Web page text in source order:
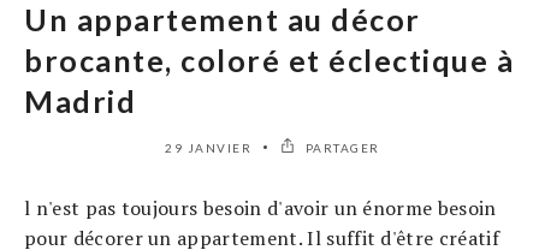
Un appartement au décor
brocante, coloré et éclectique à
Madrid
29 JANVIER PARTAGER
l n'est pas toujours besoin d'avoir un énorme besoin
pour décorer un appartement. Il suffit d'être créatif